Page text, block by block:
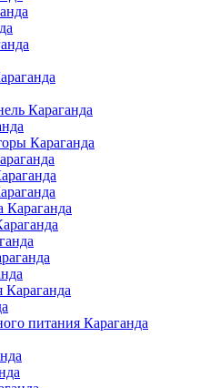
Караганда
Караганда
Караганда
Караганда
питания Караганда